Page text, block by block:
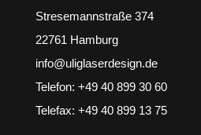
Stresemannstraße 374
22761 Hamburg
info@uliglaserdesign.de
Telefon: +49 40 899 30 60
Telefax: +49 40 899 13 75